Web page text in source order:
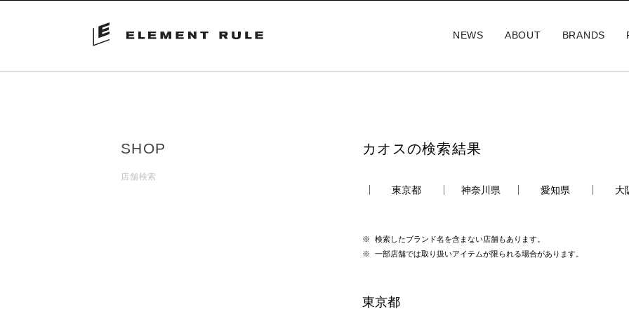
NEWS ABOUT BRANDS
SHOP
店舗検索
カオスの検索結果
東京都 神奈川県 愛知県 大
検索したブランド名を含まない店舗もあります。
一部店舗では取り扱いアイテムが限られる場合があります。
東京都